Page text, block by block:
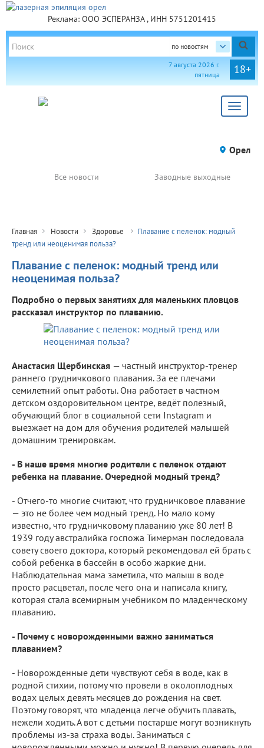
Реклама: ООО ЭСПЕРАНЗА , ИНН 5751201415
по новостям
18+
7 августа 2026 г.
пятница
Toggle
Орел
Все новости Заводные выходные
Главная Новости Здоровье
Плавание с пеленок: модный
тренд или неоценимая польза?
Плавание с пеленок: модный тренд или
неоценимая польза?
Подробно о первых занятиях для маленьких пловцов
рассказал инструктор по плаванию.
Анастасия Щербинская — частный инструктор-тренер
раннего грудничкового плавания. За ее плечами
семилетний опыт работы. Она работает в частном
детском оздоровительном центре, ведёт полезный,
обучающий блог в социальной сети Instagram и
выезжает на дом для обучения родителей малышей
домашним тренировкам.
- В наше время многие родители с пеленок отдают
ребенка на плавание. Очередной модный тренд?
- Отчего-то многие считают, что грудничковое плавание
— это не более чем модный тренд. Но мало кому
известно, что грудничковому плаванию уже 80 лет! В
1939 году австралийка госпожа Тимерман последовала
совету своего доктора, который рекомендовал ей брать с
собой ребенка в бассейн в особо жаркие дни.
Наблюдательная мама заметила, что малыш в воде
просто расцветал, после чего она и написала книгу,
которая стала всемирным учебником по младенческому
плаванию. ⠀
- Почему с новорожденными важно заниматься
плаванием?
- Новорожденные дети чувствуют себя в воде, как в
родной стихии, потому что провели в околоплодных
водах целых девять месяцев до рождения на свет.
Поэтому говорят, что младенца легче обучить плавать,
нежели ходить. А вот с детьми постарше могут возникнуть
проблемы из-за страха воды. Заниматься с